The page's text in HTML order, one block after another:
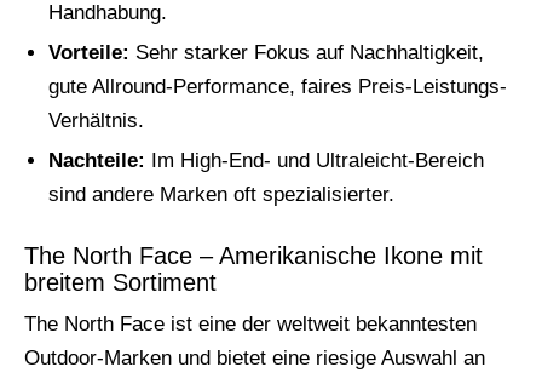
Handhabung.
Vorteile: Sehr starker Fokus auf Nachhaltigkeit,
gute Allround-Performance, faires Preis-Leistungs-
Verhältnis.
Nachteile:
Im High-End- und Ultraleicht-Bereich
sind andere Marken oft spezialisierter.
The North Face – Amerikanische Ikone mit
breitem Sortiment
The North Face ist eine der weltweit bekanntesten
Outdoor-Marken und bietet eine riesige Auswahl an